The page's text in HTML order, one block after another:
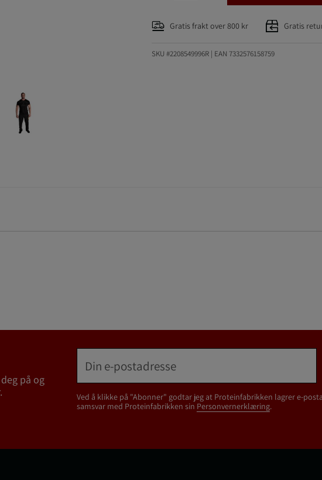
Gratis frakt over 800 kr Gratis
SKU #2208549996R | EAN 7332576158759
på og
Ved å klikke på "Abonner" godtar jeg at Proteinfabrikken lagrer e-
samsvar med Proteinfabrikken sin Personvernerklæring.